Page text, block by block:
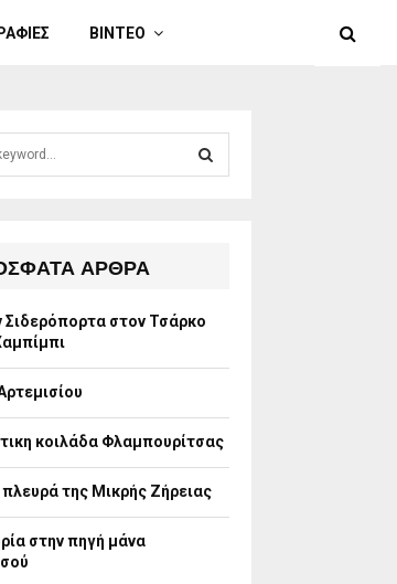
ΒΙΝΤΕΟ
R
H
ΆΡΘΡΑ
Σιδερόπορτα στον Τσάρκο
κοιλάδα Φλαμπουρίτσας
πλευρά της Μικρής Ζήρειας
στην πηγή μάνα